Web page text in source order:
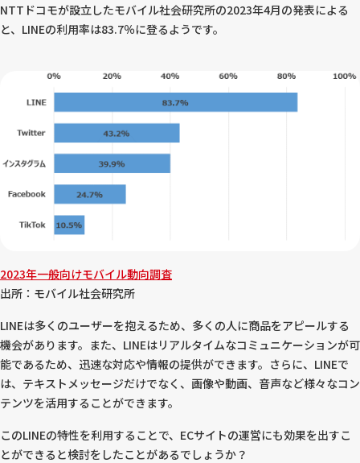
NTTドコモが設立したモバイル社会研究所の2023年4月の発表による
と、LINEの利用率は83.7％に登るようです。
2023年一般向けモバイル動向調査
出所：モバイル社会研究所
LINEは多くのユーザーを抱えるため、多くの人に商品をアピールする
機会があります。また、LINEはリアルタイムなコミュニケーションが可
能であるため、迅速な対応や情報の提供ができます。さらに、LINEで
は、テキストメッセージだけでなく、画像や動画、音声など様々なコン
テンツを活用することができます。
このLINEの特性を利用することで、ECサイトの運営にも効果を出すこ
とができると検討をしたことがあるでしょうか？